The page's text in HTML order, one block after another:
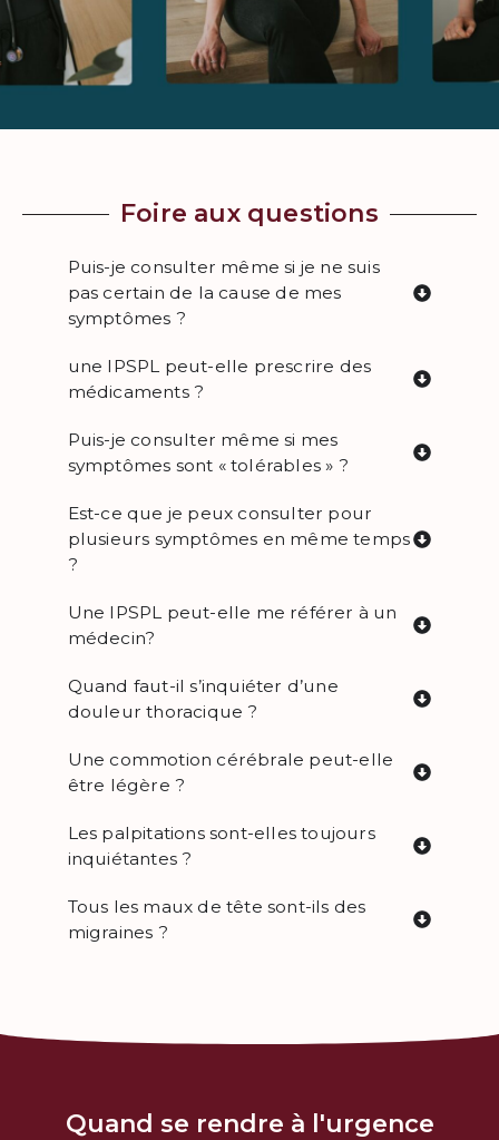
Foire aux questions
Puis-je consulter même si je ne suis
pas certain de la cause de mes
symptômes ?
une IPSPL peut-elle prescrire des
médicaments ?
Puis-je consulter même si mes
symptômes sont « tolérables » ?
Est-ce que je peux consulter pour
plusieurs symptômes en même temps
?
Une IPSPL peut-elle me référer à un
médecin?
Quand faut-il s’inquiéter d’une
douleur thoracique ?
Une commotion cérébrale peut-elle
être légère ?
Les palpitations sont-elles toujours
inquiétantes ?
Tous les maux de tête sont-ils des
migraines ?
Quand se rendre à l'urgence